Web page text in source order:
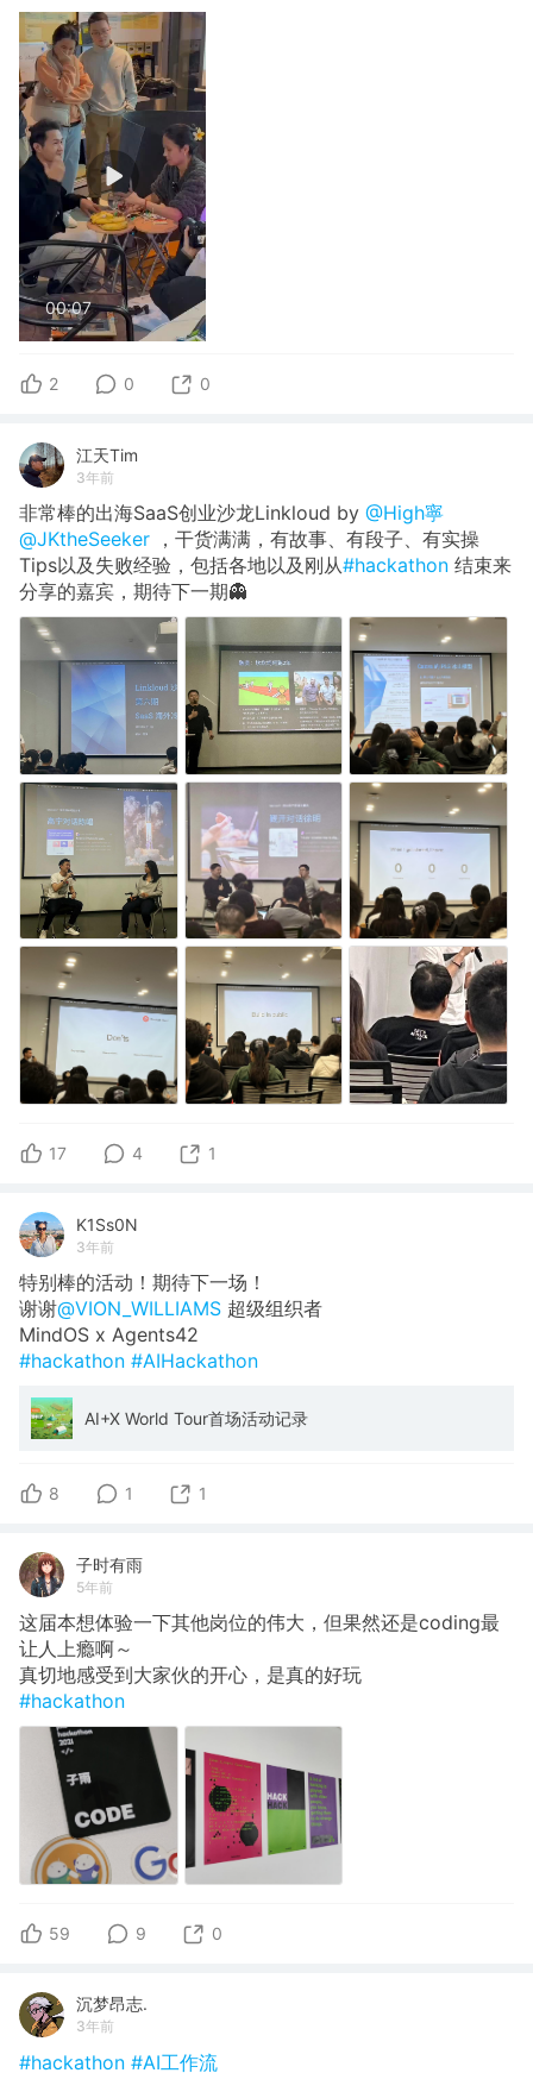
00:07
2 0 0
江天Tim
3年前
非常棒的出海SaaS创业沙龙Linkloud by @High寧
@JKtheSeeker ，干货满满，有故事、有段子、有实操
Tips以及失败经验，包括各地以及刚从#hackathon 结束来
分享的嘉宾，期待下一期👻
17 4 1
K1Ss0N
3年前
特别棒的活动！期待下一场！
谢谢@VION_WILLIAMS 超级组织者
MindOS x Agents42
#hackathon #AIHackathon
AI+X World Tour首场活动记录
8 1 1
子时有雨
5年前
这届本想体验一下其他岗位的伟大，但果然还是coding最
让人上瘾啊～
真切地感受到大家伙的开心，是真的好玩
#hackathon
59 9 0
沉梦昂志.
3年前
#hackathon #AI工作流